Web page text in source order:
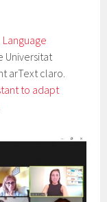
Language
Universitat
arText claro.
to adapt